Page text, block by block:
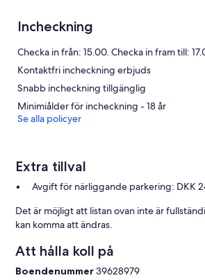
Incheckning
Checka in från: 15.00. Checka in fram till:
Kontaktfri incheckning erbjuds
Snabb incheckning tillgänglig
Minimiålder för incheckning - 18 år
Se alla policyer
Extra tillval
Avgift för närliggande parkering: DKK
Det är möjligt att listan ovan inte är
kan komma att ändras.
Att hålla koll på
Boendenummer39628979